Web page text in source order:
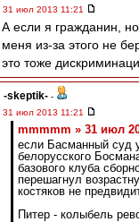
31 июл 2013 11:21
А если я гражданин,
меня из-за этого не
это тоже
-skeptik- -
31 июл 2013 11:21
mmmmm » 31 июл
если Басманный суд
белорусского
базового клуба
перешагнул
костяков не
Питер - колыбель